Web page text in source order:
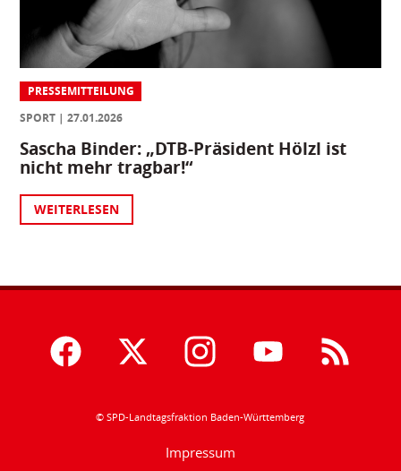
PRESSEMITTEILUNG
SPORT
27.01.2026
Sascha Binder: „DTB-Präsident Hölzl ist
nicht mehr tragbar!“
WEITERLESEN
© SPD-Landtagsfraktion Baden-Württemberg
Impressum